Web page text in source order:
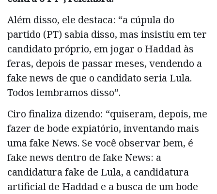
Além disso, ele destaca: “a cúpula do
partido (PT) sabia disso, mas insistiu em ter
candidato próprio, em jogar o Haddad às
feras, depois de passar meses, vendendo a
fake news de que o candidato seria Lula.
Todos lembramos disso”.
Ciro finaliza dizendo: “quiseram, depois, me
fazer de bode expiatório, inventando mais
uma fake News. Se você observar bem, é
fake news dentro de fake News: a
candidatura fake de Lula, a candidatura
artificial de Haddad e a busca de um bode